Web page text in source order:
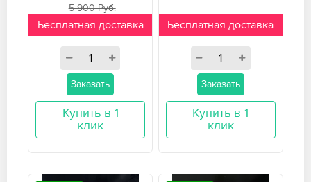
5 900 Руб.
Бесплатная доставка
Заказать
Купить в 1
клик
Бесплатная доставка
Заказать
Купить в 1
клик